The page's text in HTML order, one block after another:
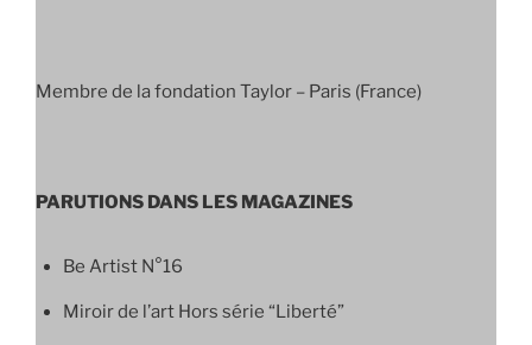
Membre de la fondation Taylor – Paris (France)
PARUTIONS DANS LES MAGAZINES
Be Artist N°16
Miroir de l’art Hors série “Liberté”